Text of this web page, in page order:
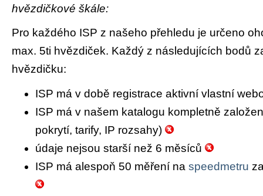
hvězdičkové škále:
Pro každého ISP z našeho přehledu je určeno
max. 5ti hvězdiček. Každý z následujících bodů
hvězdičku:
ISP má v době registrace aktivní vlastní
ISP má v našem katalogu kompletně
pokrytí, tarify, IP rozsahy)
údaje nejsou starší než 6 měsíců
ISP má alespoň 50 měření na speedmetru